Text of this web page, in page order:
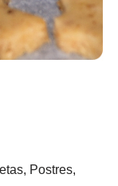
, Postres,